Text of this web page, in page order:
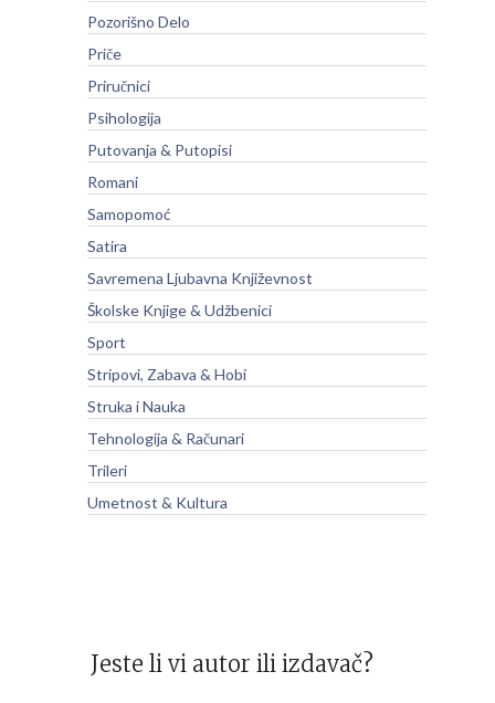
Pozorišno Delo
Priče
Priručnici
Psihologija
Putovanja & Putopisi
Romani
Samopomoć
Satira
Savremena Ljubavna Književnost
Školske Knjige & Udžbenici
Sport
Stripovi, Zabava & Hobi
Struka i Nauka
Tehnologija & Računari
Trileri
Umetnost & Kultura
Jeste li vi autor ili izdavač?